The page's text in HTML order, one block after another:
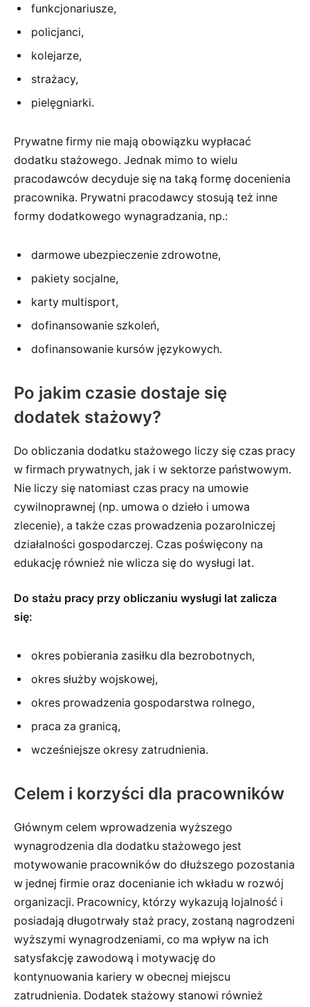
funkcjonariusze,
policjanci,
kolejarze,
strażacy,
pielęgniarki.
Prywatne firmy nie mają obowiązku wypłacać
dodatku stażowego. Jednak mimo to wielu
pracodawców decyduje się na taką formę docenienia
pracownika. Prywatni pracodawcy stosują też inne
formy dodatkowego wynagradzania, np.:
darmowe ubezpieczenie zdrowotne,
pakiety socjalne,
karty multisport,
dofinansowanie szkoleń,
dofinansowanie kursów językowych.
Po jakim czasie dostaje się
dodatek stażowy?
Do obliczania dodatku stażowego liczy się czas pracy
w firmach prywatnych, jak i w sektorze państwowym.
Nie liczy się natomiast czas pracy na umowie
cywilnoprawnej (np. umowa o dzieło i umowa
zlecenie), a także czas prowadzenia pozarolniczej
działalności gospodarczej. Czas poświęcony na
edukację również nie wlicza się do wysługi lat.
Do stażu pracy przy obliczaniu wysługi lat zalicza
się:
okres pobierania zasiłku dla bezrobotnych,
okres służby wojskowej,
okres prowadzenia gospodarstwa rolnego,
praca za granicą,
wcześniejsze okresy zatrudnienia.
Celem i korzyści dla pracowników
Głównym celem wprowadzenia wyższego
wynagrodzenia dla dodatku stażowego jest
motywowanie pracowników do dłuższego pozostania
w jednej firmie oraz docenianie ich wkładu w rozwój
organizacji. Pracownicy, którzy wykazują lojalność i
posiadają długotrwały staż pracy, zostaną nagrodzeni
wyższymi wynagrodzeniami, co ma wpływ na ich
satysfakcję zawodową i motywację do
kontynuowania kariery w obecnej miejscu
zatrudnienia. Dodatek stażowy stanowi również